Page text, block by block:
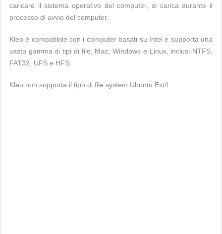
caricare il sistema operativo del computer, si carica durante il
processo di avvio del computer.
Kleo è compatibile con i computer basati su Intel e supporta una
vasta gamma di tipi di file, Mac, Windows e Linux, inclusi NTFS,
FAT32, UFS e HFS.
Kleo non supporta il tipo di file system Ubuntu Ext4.